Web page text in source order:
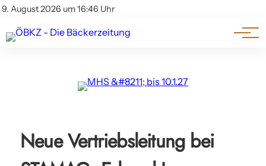
9. August 2026 um 16:46 Uhr
Impressum & Offenlegung
Am Wort
Genuss & Trends
Neue Vertriebsleitung bei